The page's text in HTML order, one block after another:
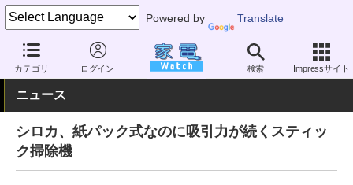
Powered by Translate
カテゴリ ログイン 検索 Impressサイト
家電 Watch 生活家電 掃除機 スティック型
ニュース
シロカ、紙パック式なのに吸引力が続くスティッ
ク掃除機